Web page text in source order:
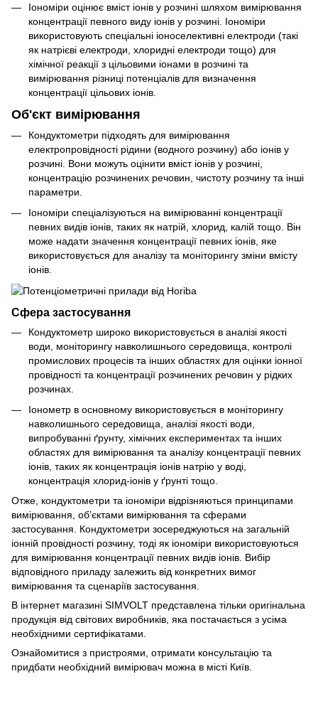
Іономіри оцінює вміст іонів у розчині шляхом вимірювання
концентрації певного виду іонів у розчині. Іономіри
використовують спеціальні іоноселективні електроди (такі
як натрієві електроди, хлоридні електроди тощо) для
хімічної реакції з цільовими іонами в розчині та
вимірювання різниці потенціалів для визначення
концентрації цільових іонів.
Об'єкт вимірювання
Кондуктометри підходять для вимірювання
електропровідності рідини (водного розчину) або іонів у
розчині. Вони можуть оцінити вміст іонів у розчині,
концентрацію розчинених речовин, чистоту розчину та інші
параметри.
Іономіри спеціалізуються на вимірюванні концентрації
певних видів іонів, таких як натрій, хлорид, калій тощо. Він
може надати значення концентрації певних іонів, яке
використовується для аналізу та моніторингу зміни вмісту
іонів.
Сфера застосування
Кондуктометр широко використовується в аналізі якості
води, моніторингу навколишнього середовища, контролі
промислових процесів та інших областях для оцінки іонної
провідності та концентрації розчинених речовин у рідких
розчинах.
Іонометр в основному використовується в моніторингу
навколишнього середовища, аналізі якості води,
випробуванні ґрунту, хімічних експериментах та інших
областях для вимірювання та аналізу концентрації певних
іонів, таких як концентрація іонів натрію у воді,
концентрація хлорид-іонів у ґрунті тощо.
Отже, кондуктометри та іономіри відрізняються принципами
вимірювання, об’єктами вимірювання та сферами
застосування. Кондуктометри зосереджуються на загальній
іонній провідності розчину, тоді як іономіри використовуються
для вимірювання концентрації певних видів іонів. Вибір
відповідного приладу залежить від конкретних вимог
вимірювання та сценаріїв застосування.
В інтернет магазині SIMVOLT представлена тільки оригінальна
продукція від світових виробників, яка постачається з усіма
необхідними сертифікатами.
Ознайомитися з пристроями, отримати консультацію та
придбати необхідний вимірювач можна в місті Київ.